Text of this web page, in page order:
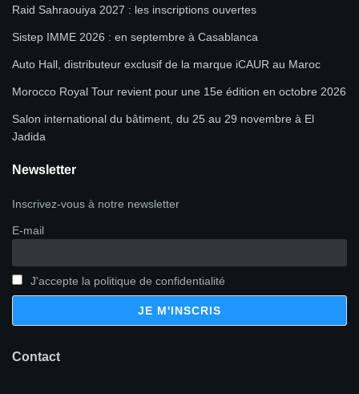
Raid Sahraouiya 2027 : les inscriptions ouvertes
Sistep IMME 2026 : en septembre à Casablanca
Auto Hall, distributeur exclusif de la marque iCAUR au Maroc
Morocco Royal Tour revient pour une 15e édition en octobre 2026
Salon international du bâtiment, du 25 au 29 novembre à El
Jadida
Newsletter
Inscrivez-vous à notre newsletter
E-mail
J'accepte la politique de confidentialité
Contact